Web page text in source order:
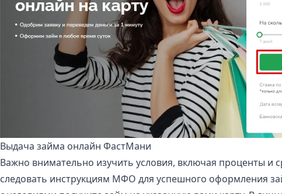
Выдача займа онлайн ФастМани
Важно внимательно изучить условия, включая проценты и
следовать инструкциям МФО для успешного оформления